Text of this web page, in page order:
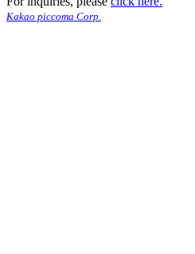
Kakao piccoma Corp.